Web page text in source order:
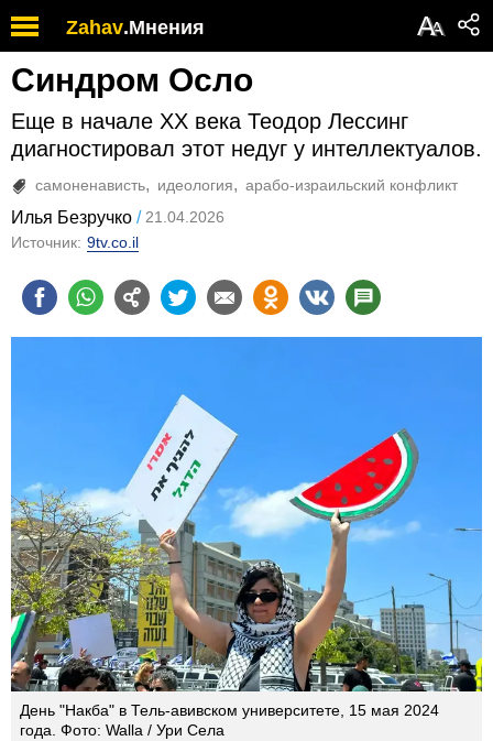
Zahav.Мнения АА
Синдром Осло
Еще в начале XX века Теодор Лессинг
диагностировал этот недуг у интеллектуалов.
самоненависть идеология арабо-израильский конфликт
Илья Безручко
21.04.2026
Источник: 9tv.co.il
День "Накба" в Тель-авивском университете, 15 мая 2024
года. Фото: Walla / Ури Села